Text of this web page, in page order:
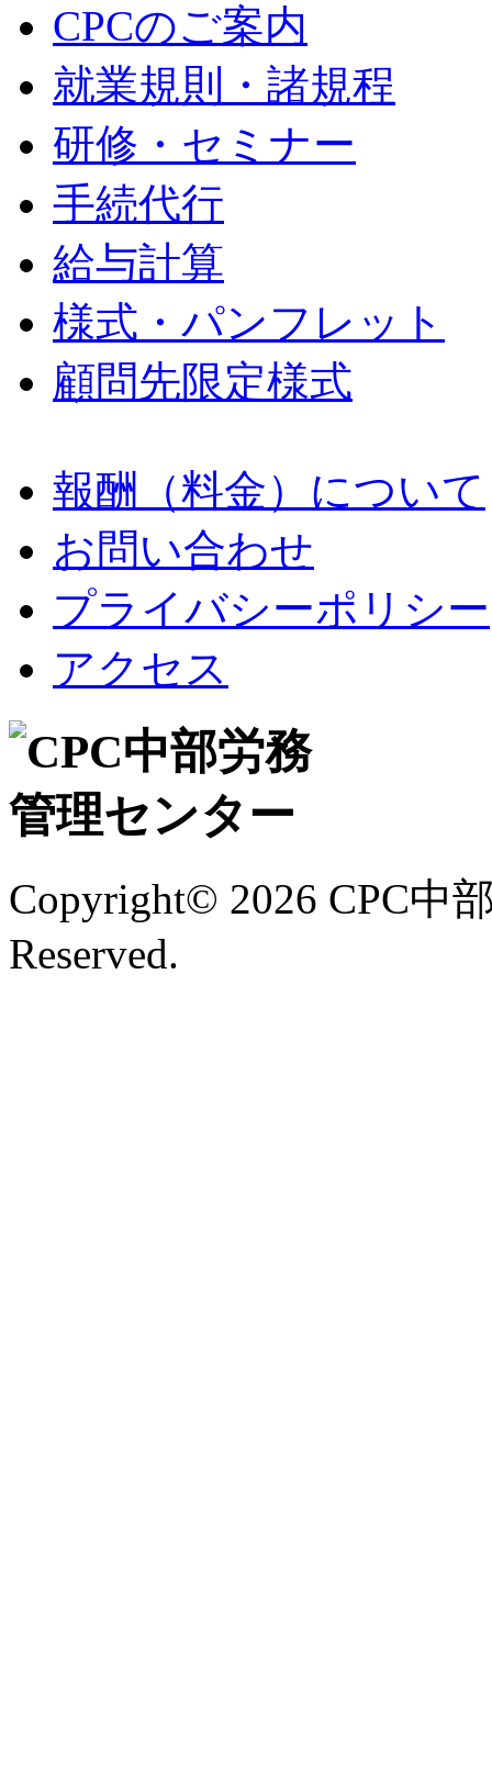
CPCのご案内
就業規則・諸規程
研修・セミナー
手続代行
給与計算
様式・パンフレット
顧問先限定様式
報酬（料金）について
お問い合わせ
プライバシーポリシー
アクセス
Copyright© 2026 CPC中
Reserved.